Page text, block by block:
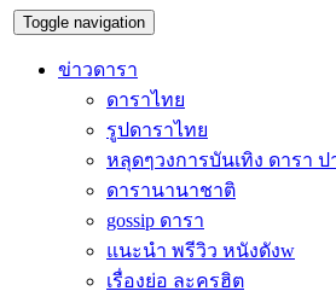
Toggle navigation
ข่าวดารา
ดาราไทย
รูปดาราไทย
หลุดๆวงการบันเทิง ดารา ป
ดารานานาชาติ
gossip ดารา
แนะนำ พรีวิว หนังดังw
เรื่องย่อ ละครฮิต